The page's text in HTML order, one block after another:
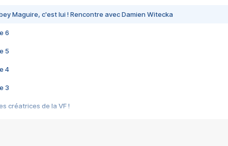
Maguire, c'est lui ! Rencontre avec Damien Witecka
6
5
4
3
créatrices de la VF !